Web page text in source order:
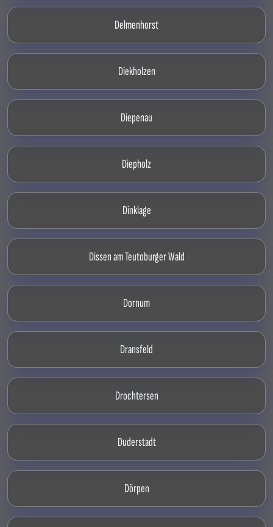
Delmenhorst
Diekholzen
Diepenau
Diepholz
Dinklage
Dissen am Teutoburger Wald
Dornum
Dransfeld
Drochtersen
Duderstadt
Dörpen